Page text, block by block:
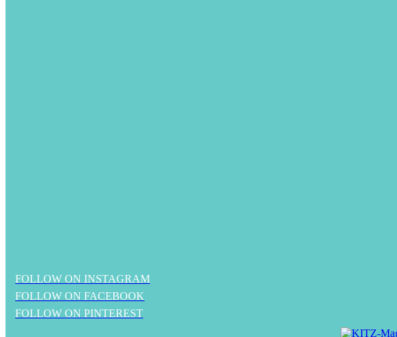
FOLLOW ON INSTAGRAM
FOLLOW ON FACEBOOK
FOLLOW ON PINTEREST